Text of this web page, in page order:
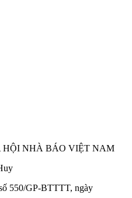
HỘI NHÀ BÁO VIỆT NAM
550/GP-BTTTT, ngày